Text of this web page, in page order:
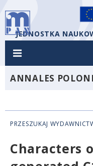
JEDNOSTKA
ANNALES
PRZESZUKAJ
Characters